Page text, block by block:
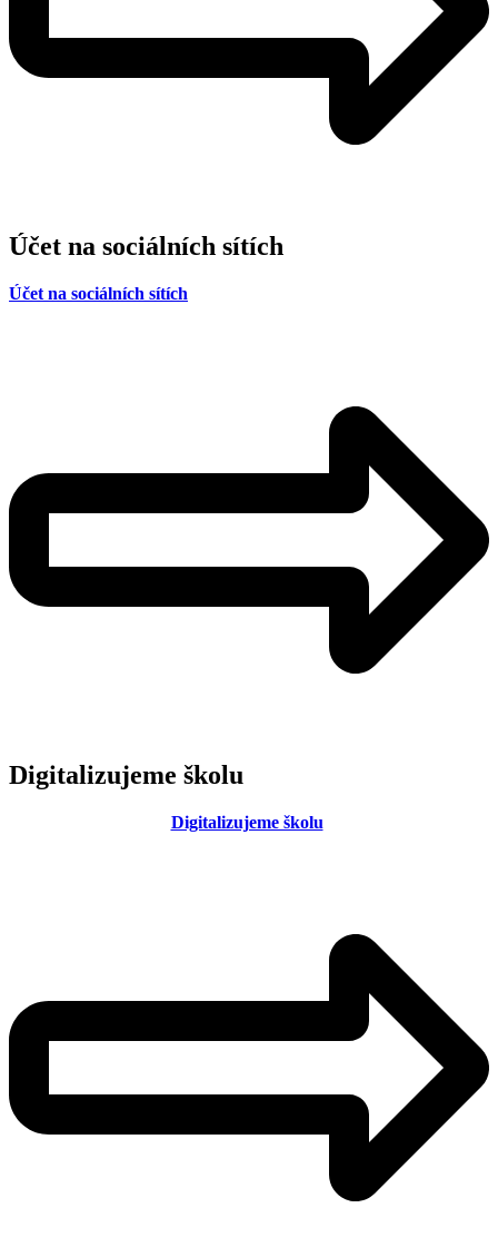
Účet na sociálních sítích
Účet na sociálních sítích
Digitalizujeme školu
Digitalizujeme školu